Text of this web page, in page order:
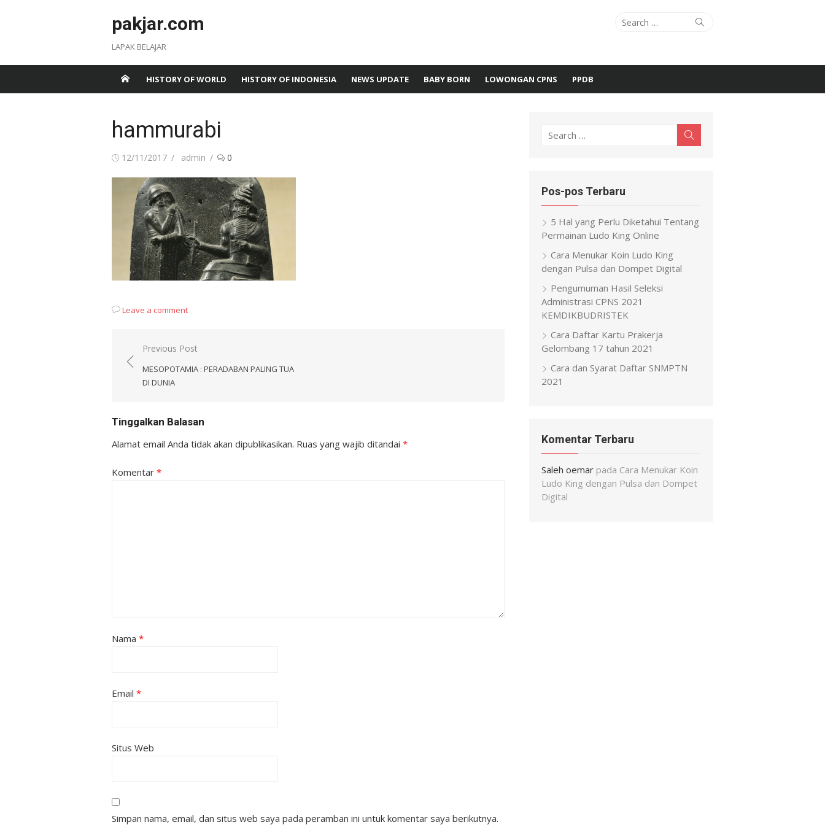
pakjar.com
LAPAK BELAJAR
Search
Search
HISTORY OF WORLD HISTORY OF INDONESIA NEWS UPDATE BABY BORN LOWONGAN CPNS PPDB
hammurabi
Posted
12/11/2017 Author
admin 0
Leave a comment
Navigasi
pos
Previous Post
MESOPOTAMIA : PERADABAN PALING TUA
DI DUNIA
Tinggalkan Balasan
Alamat email Anda tidak akan dipublikasikan. Ruas yang wajib ditandai *
Komentar *
Nama *
Email *
Situs Web
Simpan nama, email, dan situs web saya pada peramban ini untuk komentar saya berikutnya.
Search
Pos-pos Terbaru
5 Hal yang Perlu Diketahui Tentang
Permainan Ludo King Online
Cara Menukar Koin Ludo King
dengan Pulsa dan Dompet Digital
Pengumuman Hasil Seleksi
Administrasi CPNS 2021
KEMDIKBUDRISTEK
Cara Daftar Kartu Prakerja
Gelombang 17 tahun 2021
Cara dan Syarat Daftar SNMPTN
2021
Komentar Terbaru
Saleh oemar pada Cara Menukar Koin
Ludo King dengan Pulsa dan Dompet
Digital